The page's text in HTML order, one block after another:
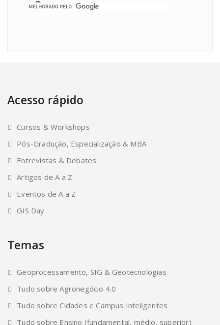
Acesso rápido
Cursos & Workshops
Pós-Gradução, Especialização & MBA
Entrevistas & Debates
Artigos de A a Z
Eventos de A a Z
GIS Day
Temas
Geoprocessamento, SIG & Geotecnologias
Tudo sobre Agronegócio 4.0
Tudo sobre Cidades e Campus Inteligentes
Tudo sobre Ensino (fundamental, médio, superior)